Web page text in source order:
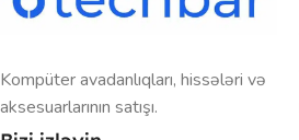
Kompüter avadanlıqları, hissələri və
aksesuarlarının satışı.